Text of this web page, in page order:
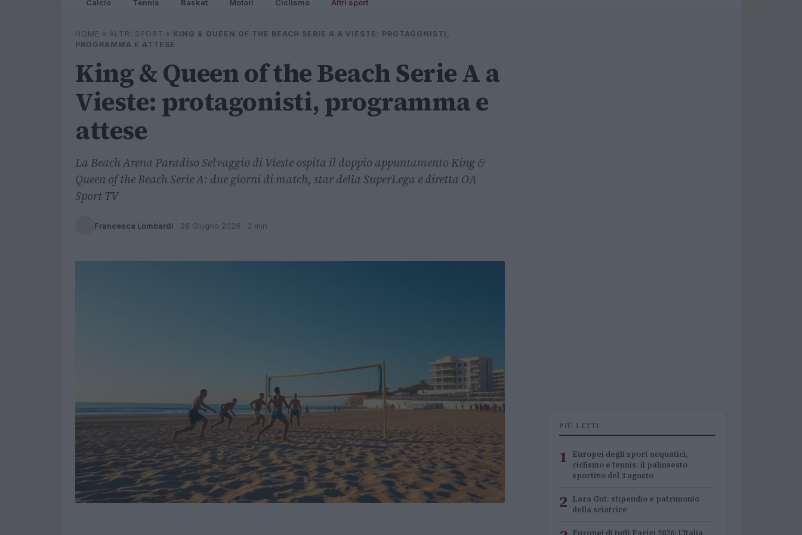
Calcio Tennis Basket Motori Ciclismo Altri sport
HOME » ALTRI SPORT » KING & QUEEN OF THE BEACH SERIE A A VIESTE: PROTAGONISTI,
PROGRAMMA E ATTESE
King & Queen of the Beach Serie A a
Vieste: protagonisti, programma e
attese
La Beach Arena Paradiso Selvaggio di Vieste ospita il doppio appuntamento King &
Queen of the Beach Serie A: due giorni di match, star della SuperLega e diretta OA
Sport TV
Francesca Lombardi · 28 Giugno 2026 · 3 min
PIÙ LETTI
1 Europei degli sport acquatici,
ciclismo e tennis: il palinsesto
sportivo del 3 agosto
2 Lara Gut: stipendio e patrimonio
della sciatrice
Europei di tuffi Parigi 2026: l’Italia